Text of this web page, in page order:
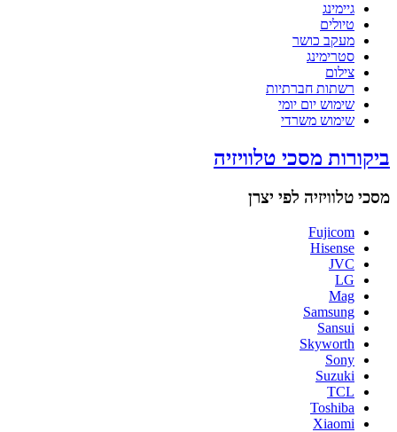
גיימינג
טיולים
מעקב כושר
סטרימינג
צילום
רשתות חברתיות
שימוש יום יומי
שימוש משרדי
ביקורות מסכי טלוויזיה
מסכי טלוויזיה לפי יצרן
Fujicom
Hisense
JVC
LG
Mag
Samsung
Sansui
Skyworth
Sony
Suzuki
TCL
Toshiba
Xiaomi